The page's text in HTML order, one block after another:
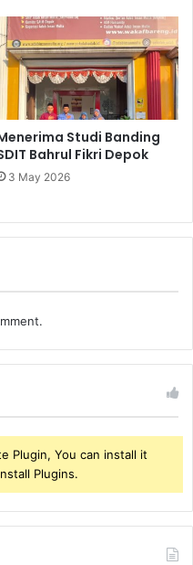
Studi Banding
Bahrul Fikri Depok
3 May 2026
Plugin, You can install it
Plugins.